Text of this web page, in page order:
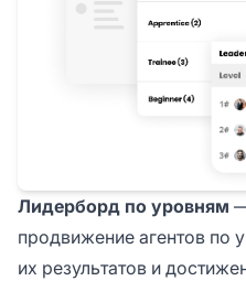
Лидерборд по уровням
продвижение агентов по
их результатов и